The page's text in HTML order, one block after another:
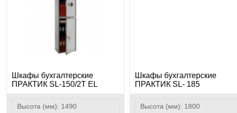
Шкафы бухгалтерские
ПРАКТИК SL-150/2Т EL
Высота (мм): 1490
Шкафы бухгалтерские
ПРАКТИК SL- 185
Высота (мм): 1800